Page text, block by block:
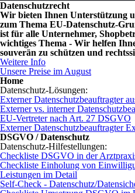
Datenschutzrecht
Wir bieten Ihnen Unterstützung
zum Thema EU-Datenschutz-
ist für alle Unternehmer,
wichtiges Thema - Wir helfen
souverän zu schützen und
Weitere Info
Unsere Preise im August
Home
Datenschutz-Lösungen:
Externer Datenschutzbeauftragter
Externer vs. interner
EU-Vertreter nach Art. 27 DSGVO
Externer Datenschutzbeauftragter
DSGVO / Datenschutz
Datenschutz-Hilfestellungen:
Checkliste DSGVO in der
Checkliste Einholung von
Leistungen im Detail
Self-Check - Datenschutz/